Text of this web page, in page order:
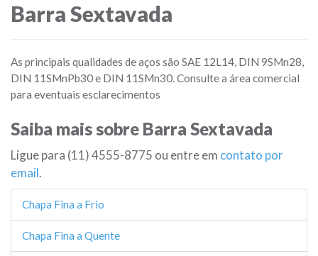
Barra Sextavada
As principais qualidades de aços são SAE 12L14, DIN 9SMn28,
DIN 11SMnPb30 e DIN 11SMn30. Consulte a área comercial
para eventuais esclarecimentos
Saiba mais sobre Barra Sextavada
Ligue para (11) 4555-8775 ou entre em contato por
email.
Chapa Fina a Frio
Chapa Fina a Quente